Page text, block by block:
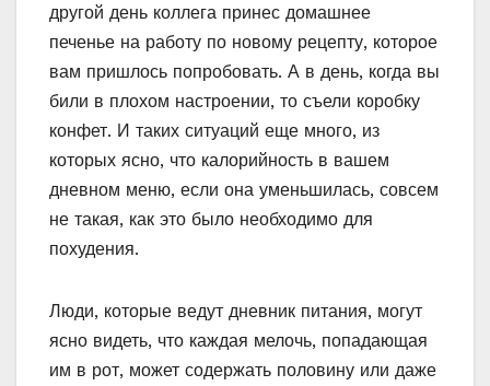
другой день коллега принес домашнее
печенье на работу по новому рецепту, которое
вам пришлось попробовать. А в день, когда вы
били в плохом настроении, то съели коробку
конфет. И таких ситуаций еще много, из
которых ясно, что калорийность в вашем
дневном меню, если она уменьшилась, совсем
не такая, как это было необходимо для
похудения.
Люди, которые ведут дневник питания, могут
ясно видеть, что каждая мелочь, попадающая
им в рот, может содержать половину или даже